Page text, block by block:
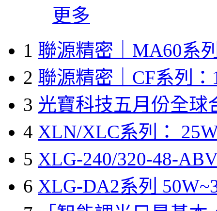
更多
1 聯源精密｜MA60系
2 聯源精密｜CF系列：
3 光寶科技五月份全球
4 XLN/XLC系列：
5 XLG-240/320-48-
6 XLG-DA2系列